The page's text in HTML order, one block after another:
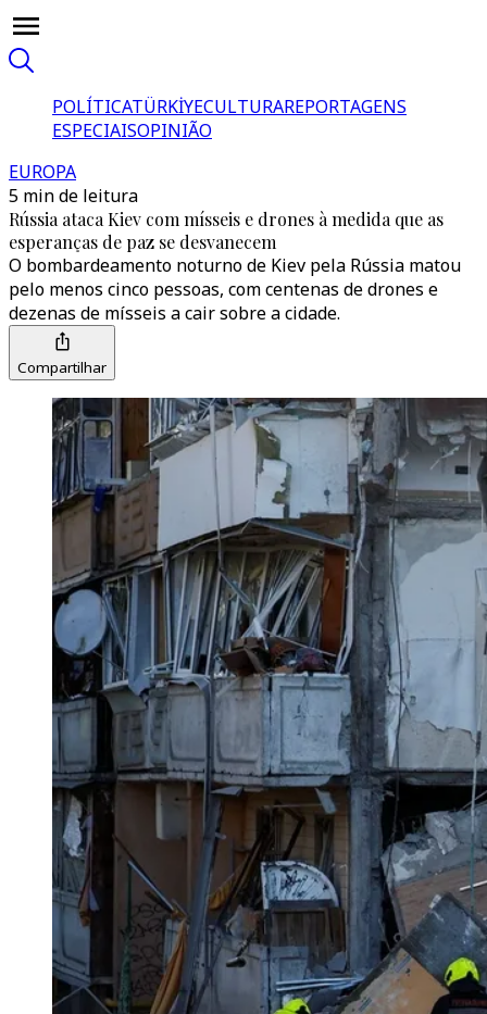
POLÍTICATÜRKİYECULTURAREPORTAGENS
ESPECIAISOPINIÃO
EUROPA
5 min de leitura
Rússia ataca Kiev com mísseis e drones à medida que as
esperanças de paz se desvanecem
O bombardeamento noturno de Kiev pela Rússia matou
pelo menos cinco pessoas, com centenas de drones e
dezenas de mísseis a cair sobre a cidade.
Compartilhar